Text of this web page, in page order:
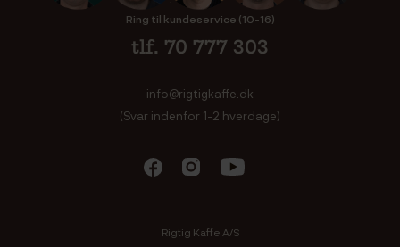
Ring til kundeservice (10-16)
tlf. 70 777 303
info@rigtigkaffe.dk
(Svar indenfor 1-2 hverdage)
Rigtig Kaffe A/S